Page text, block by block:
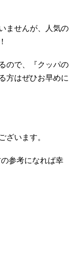
ませんが、人気の
ので、『クッパの
方はぜひお早めに
ざいます。
参考になれば幸